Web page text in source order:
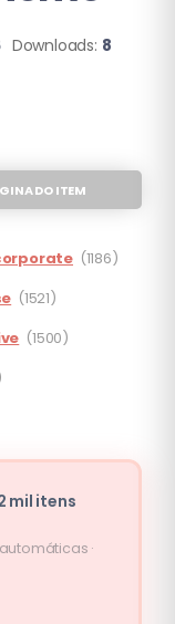
Downloads: 8
DO ITEM
(1186)
(1521)
(1500)
mil itens
·